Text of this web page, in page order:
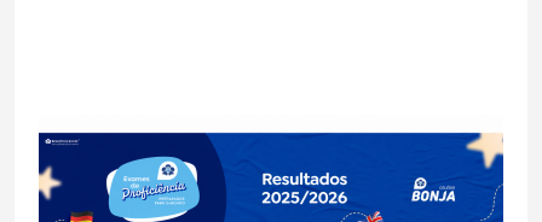
Noticias
Trabalhe Conosco